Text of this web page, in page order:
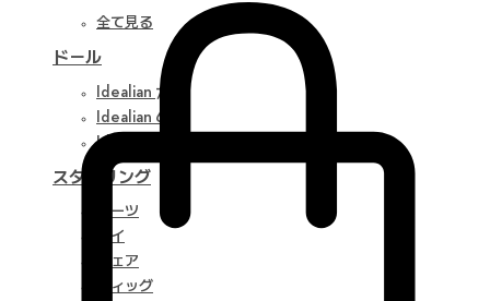
全て見る
ドール
Idealian 75 M
Idealian 68 F
Idealian 51 M
スタイリング
パーツ
アイ
ウェア
ウィッグ